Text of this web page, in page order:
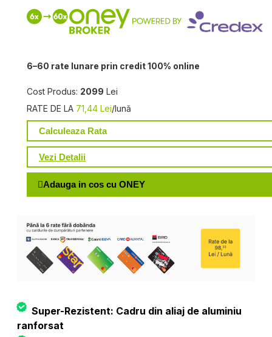
6–60 rate lunare prin credit 100% online
Cost Produs: 2099 Lei
RATE DE LA 71,44 Lei/lună
Calculeaza Rata
Vezi Detalii
Adauga in cos cu ONEY
Super-Rezistent: Cadru din aliaj de aluminiu
ranforsat